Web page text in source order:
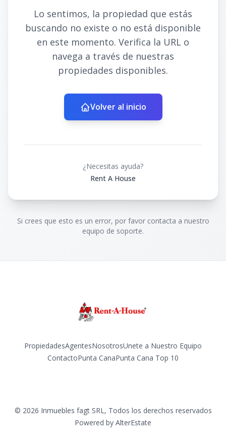
Lo sentimos, la propiedad que estás
buscando no existe o no está disponible
en este momento. Verifica la URL o
navega a través de nuestras
propiedades disponibles.
Volver al inicio
¿Necesitas ayuda?
Rent A House
Si crees que esto es un error, por favor contacta a nuestro
equipo de soporte.
PropiedadesAgentesNosotrosUnete a Nuestro Equipo
ContactoPunta CanaPunta Cana Top 10
© 2026 Inmuebles fagt SRL, Todos los derechos reservados
Powered by AlterEstate